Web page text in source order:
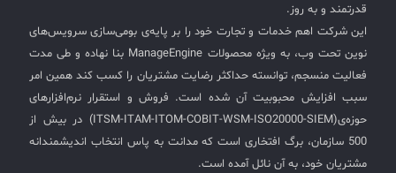
قدرتمند و به روز.
این شرکت اهم خدمات و تجارت خود را بر پایه‌ی بومی‌سازی سرویس‌های
نوین تحت وب، به ویژه محصولات ManageEngine بنا نهاده و طی مدت
فعالیت منسجم، توانسته حداکثر رضایت مشتریان را کسب کند همین امر
سبب افزایش محبوبیت آن شده است. فروش و استقرار نرم‌افزارهای
حوزه‌ی(ITSM-ITAM-ITOM-COBIT-WSM-ISO20000-SIEM) در بیش از
500 سازمان، برگ افتخاری است که مدانت به پاس انتخاب اندیشمندانه
مشتریان خود، به آن نائل آمده است.